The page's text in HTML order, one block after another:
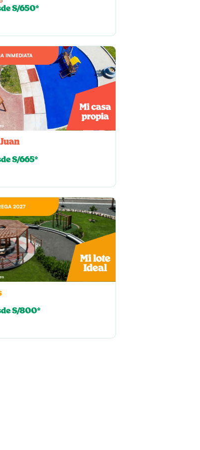
S/650*
INMEDIATA
S/665*
2027
S/800*